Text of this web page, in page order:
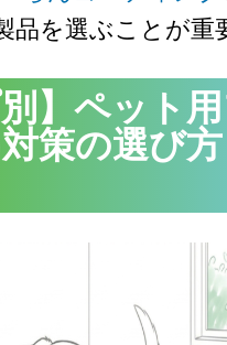
品を選ぶことが重
別】ペット
策の選び